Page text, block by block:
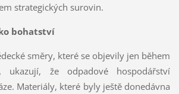
strategických surovin.
bohatství
směry, které se objevily jen během
ukazují, že odpadové hospodářství
Materiály, které byly ještě donedávna